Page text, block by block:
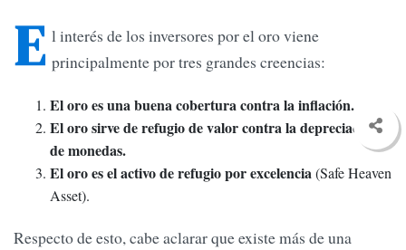
E l interés de los inversores por el oro viene
principalmente por tres grandes creencias:
El oro es una buena cobertura contra la inflación.
El oro sirve de refugio de valor contra la depreciación
de monedas.
El oro es el activo de refugio por excelencia(Safe Heaven
Asset).
Respecto de esto, cabe aclarar que existe más de una